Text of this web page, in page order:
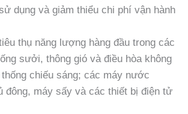
dụng và giảm thiểu chi phí vận hành
thụ năng lượng hàng đầu trong các
sưởi, thông gió và điều hòa không
chiếu sáng; các máy nước
đông, máy sấy và các thiết bị điện tử